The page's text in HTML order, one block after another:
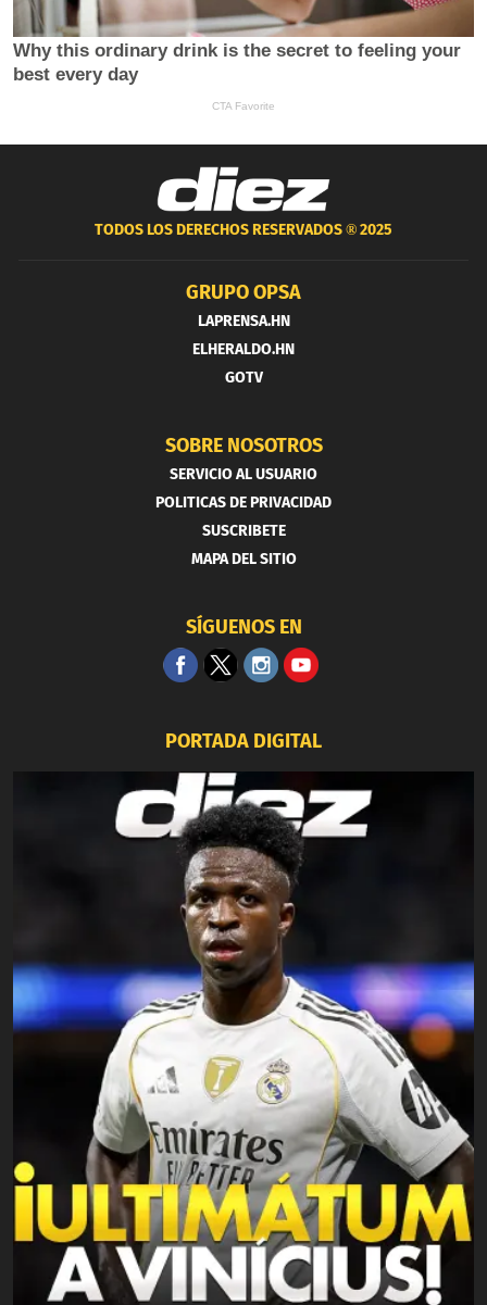
TODOS LOS DERECHOS RESERVADOS ®2025
GRUPO OPSA
LAPRENSA.HN
ELHERALDO.HN
GOTV
SOBRE NOSOTROS
SERVICIO AL USUARIO
POLITICAS DE PRIVACIDAD
SUSCRIBETE
MAPA DEL SITIO
SÍGUENOS EN
PORTADA DIGITAL